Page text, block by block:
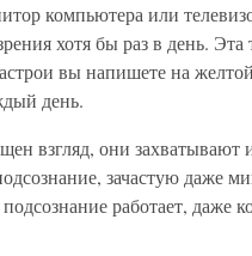
компьютера или
хотя бы раз в день. Эта
вы напишете на
день.
взгляд, они захватывают
зачастую даже
работает, даже